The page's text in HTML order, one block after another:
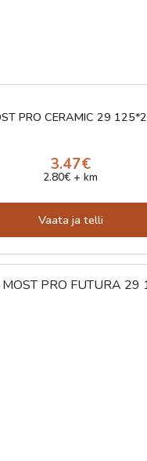
PRO CERAMIC 29
3.47€
2.80€ + km
Vaata ja telli